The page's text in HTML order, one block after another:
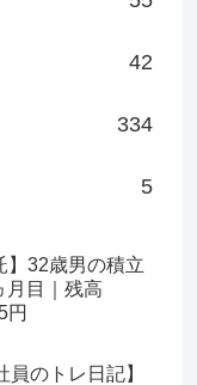
42
334
5
】32歳男の積立
月目｜残高
円
員のトレ日記】